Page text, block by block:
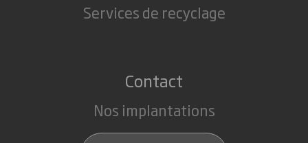
Services de recyclage
Contact
Nos implantations